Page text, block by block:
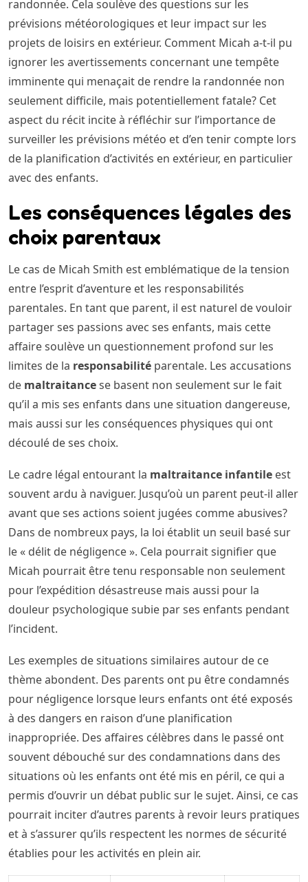
randonnée. Cela soulève des questions sur les
prévisions météorologiques et leur impact sur les
projets de loisirs en extérieur. Comment Micah a-t-il pu
ignorer les avertissements concernant une tempête
imminente qui menaçait de rendre la randonnée non
seulement difficile, mais potentiellement fatale? Cet
aspect du récit incite à réfléchir sur l’importance de
surveiller les prévisions météo et d’en tenir compte lors
de la planification d’activités en extérieur, en particulier
avec des enfants.
Les conséquences légales des
choix parentaux
Le cas de Micah Smith est emblématique de la tension
entre l’esprit d’aventure et les responsabilités
parentales. En tant que parent, il est naturel de vouloir
partager ses passions avec ses enfants, mais cette
affaire soulève un questionnement profond sur les
limites de la responsabilité parentale. Les accusations
de maltraitancese basent non seulement sur le fait
qu’il a mis ses enfants dans une situation dangereuse,
mais aussi sur les conséquences physiques qui ont
découlé de ses choix.
Le cadre légal entourant la maltraitance infantile est
souvent ardu à naviguer. Jusqu’où un parent peut-il aller
avant que ses actions soient jugées comme abusives?
Dans de nombreux pays, la loi établit un seuil basé sur
le « délit de négligence ». Cela pourrait signifier que
Micah pourrait être tenu responsable non seulement
pour l’expédition désastreuse mais aussi pour la
douleur psychologique subie par ses enfants pendant
l’incident.
Les exemples de situations similaires autour de ce
thème abondent. Des parents ont pu être condamnés
pour négligence lorsque leurs enfants ont été exposés
à des dangers en raison d’une planification
inappropriée. Des affaires célèbres dans le passé ont
souvent débouché sur des condamnations dans des
situations où les enfants ont été mis en péril, ce qui a
permis d’ouvrir un débat public sur le sujet. Ainsi, ce cas
pourrait inciter d’autres parents à revoir leurs pratiques
et à s’assurer qu’ils respectent les normes de sécurité
établies pour les activités en plein air.